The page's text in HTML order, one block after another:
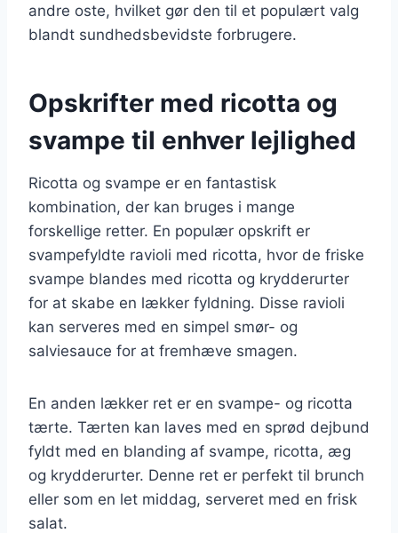
andre oste, hvilket gør den til et populært valg
blandt sundhedsbevidste forbrugere.
Opskrifter med ricotta og
svampe til enhver lejlighed
Ricotta og svampe er en fantastisk
kombination, der kan bruges i mange
forskellige retter. En populær opskrift er
svampefyldte ravioli med ricotta, hvor de friske
svampe blandes med ricotta og krydderurter
for at skabe en lækker fyldning. Disse ravioli
kan serveres med en simpel smør- og
salviesauce for at fremhæve smagen.
En anden lækker ret er en svampe- og ricotta
tærte. Tærten kan laves med en sprød dejbund
fyldt med en blanding af svampe, ricotta, æg
og krydderurter. Denne ret er perfekt til brunch
eller som en let middag, serveret med en frisk
salat.